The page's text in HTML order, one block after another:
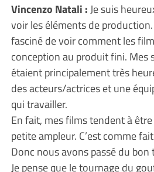
Vincenzo Natali :Je suis
voir les éléments de
fasciné de voir comment les
conception au produit fini. Mes
étaient principalement très
des acteurs/actrices et une
qui travailler.
En fait, mes films tendent à
petite ampleur. C’est comme
Donc nous avons passé du bon
Je pense que le tournage du